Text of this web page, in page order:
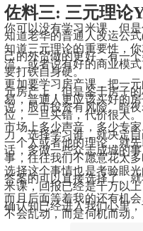
佐料三: 三元理论
你可以没有学习米课，但
知道老华的普通人改运公
知道三元理论的重要性，
己的外贸做的更好，有一
流。或者说有好的商业模
要打铁自身硬。
更加要学习房产课，把一
元房产上，但是鉴于房子
易，普通人更应该买好的
说，股市投资有风险。暗
位，一旦买错，代价很大。
市场上多少声音，多少专
力，选择学习谁，就决定
一个人或者他的理论，就
话，多做一些众志成城的
事，往往我们不愿意花太
选择这个事情也是考验眼
答案的可以直接选择了。
米课，回报已经是千万以
而且后面等着我的还有机
确认知已经进入我们心里
不会乱动，而是伺机而动。